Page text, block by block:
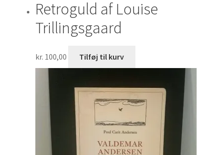
Retroguld af Louise
Trillingsgaard
kr. 100,00 Tilføj til kurv